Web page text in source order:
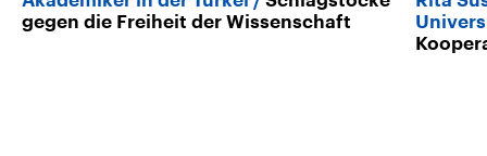
gegen die Freiheit der Wissenschaft